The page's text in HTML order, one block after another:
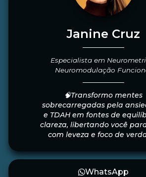
Janine Cruz
Especialista em
Neuromodulação
🧠Transformo mentes
sobrecarregadas pela
e TDAH em fontes de
clareza, libertando você
com leveza e foco de
WhatsApp